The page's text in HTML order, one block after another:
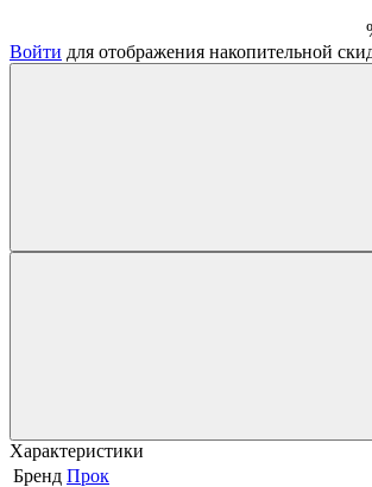
Войти для отображения накопительной
Характеристики
Бренд Прок